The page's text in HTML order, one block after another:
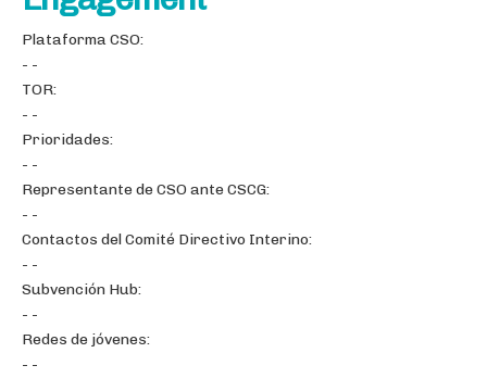
Plataforma CSO:
- -
TOR:
- -
Prioridades:
- -
Representante de CSO ante CSCG:
- -
Contactos del Comité Directivo Interino:
- -
Subvención Hub:
- -
Redes de jóvenes:
- -